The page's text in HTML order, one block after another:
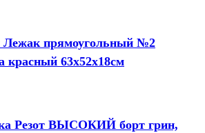
Лежак прямоугольный №2
красный 63х52х18см
Резот ВЫСОКИЙ борт грин,